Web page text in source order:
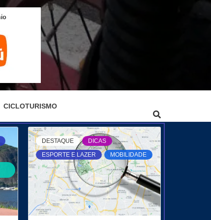
CICLOTURISMO
DESTAQUE
DICAS
ESPORTE E LAZER
MOBILIDADE